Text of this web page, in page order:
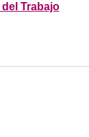
Trabajo